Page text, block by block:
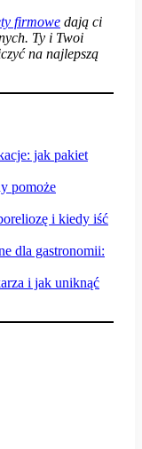
firmowe dają ci
Ty i Twoi
na najlepszą
jak pakiet
pomoże
i kiedy iść
dla gastronomii:
i jak uniknąć